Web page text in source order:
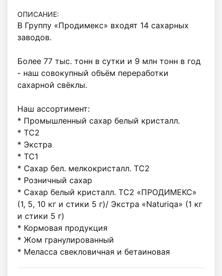
ОПИСАНИЕ:
В Группу «Продимекс» входят 14 сахарных
заводов.
Более 77 тыс. тонн в сутки и 9 млн тонн в год
- наш совокупный объём переработки
сахарной свёклы.
Наш ассортимент:
* Промышленный сахар белый кристалл.
* ТС2
* Экстра
* ТС1
* Сахар бел. мелкокристалл. ТС2
* Розничный сахар
* Сахар белый кристалл. ТС2 «ПРОДИМЕКС»
(1, 5, 10 кг и стики 5 г)/ Экстра «Naturiqa» (1 кг
и стики 5 г)
* Кормовая продукция
* Жом гранулированный
* Меласса свекловичная и бетаиновая